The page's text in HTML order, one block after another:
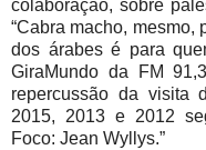
colaboração, sobre
“Cabra macho,
dos árabes é para
GiraMundo da FM
repercussão da visita
2015, 2013 e 2012
Foco: Jean Wyllys.”